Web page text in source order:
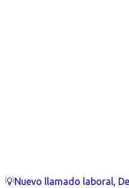
💡Nuevo llamado laboral,